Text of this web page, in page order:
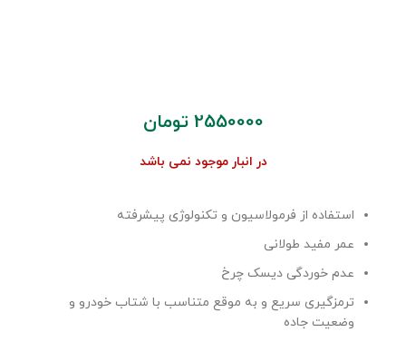
2550000 تومان
در انبار موجود نمی باشد
استفاده از فرمولاسیون و تکنولوژی پیشرفته
عمر مفید طولانی
عدم خوردگی دیسک چرخ
ترمزگیری سریع و به موقع متناسب با شتاب خودرو و
وضعیت جاده